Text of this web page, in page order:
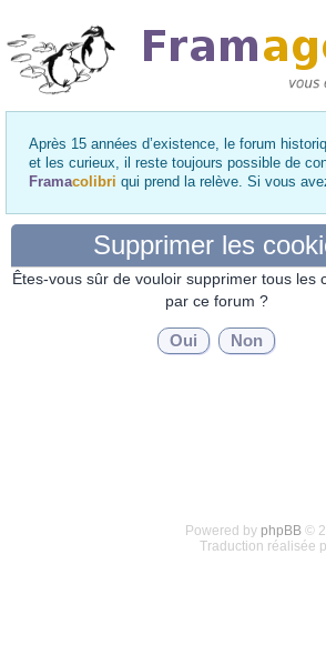
Après 15 années d’existence, le forum
et les curieux, il reste toujours possible de
Framacolibri qui prend la relève. Si vous
Supprimer les
Êtes-vous sûr de vouloir supprimer tous les
par ce forum ?
Powered by phpBB©
Traduction réalisée